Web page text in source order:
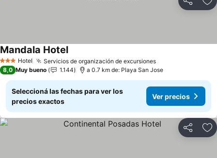
Compartir
3 Estrellas
Hotel Servicios de organización de excursiones
Mandala Hotel
8,0 Muy bueno 1.144 a 0.7 km de: Playa San Jose
Seleccioná las fechas para ver los
precios exactos
Ver precios
Compartir